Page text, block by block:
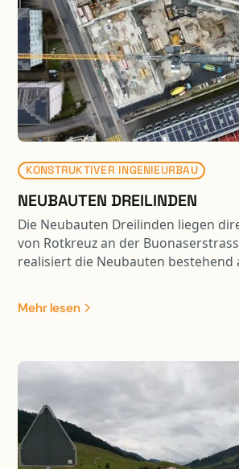
KONSTRUKTIVER INGENIEURBAU
NEUBAUTEN DREILINDEN
Die Neubauten Dreilinden liegen
von Rotkreuz an der
realisiert die Neubauten bestehend
Teilen mit Bohrpfählen ausgeführt
realisiert.
Mehr lesen